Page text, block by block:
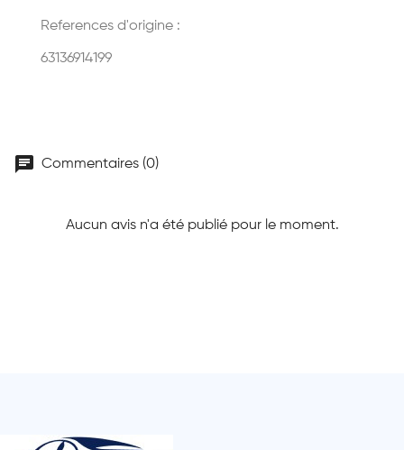
References d'origine :
63136914199
chat Commentaires (0)
Aucun avis n'a été publié pour le moment.